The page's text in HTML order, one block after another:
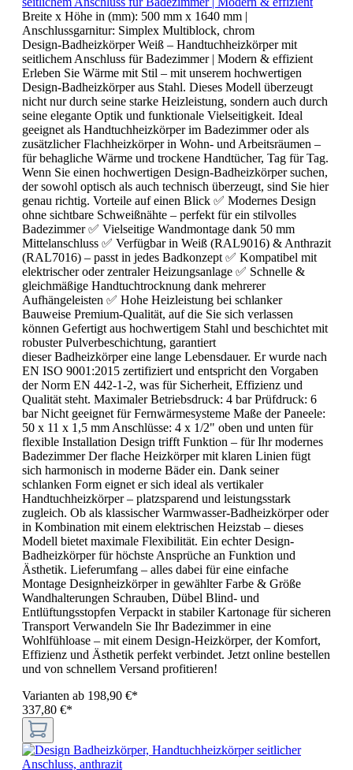
Breite x Höhe in (mm): 500 mm x 1640 mm |
Anschlussgarnitur: Simplex Multiblock, chrom
Design-Badheizkörper Weiß – Handtuchheizkörper mit
seitlichem Anschluss für Badezimmer | Modern & effizient
Erleben Sie Wärme mit Stil – mit unserem hochwertigen
Design-Badheizkörper aus Stahl. Dieses Modell überzeugt
nicht nur durch seine starke Heizleistung, sondern auch durch
seine elegante Optik und funktionale Vielseitigkeit. Ideal
geeignet als Handtuchheizkörper im Badezimmer oder als
zusätzlicher Flachheizkörper in Wohn- und Arbeitsräumen –
für behagliche Wärme und trockene Handtücher, Tag für Tag.
Wenn Sie einen hochwertigen Design-Badheizkörper suchen,
der sowohl optisch als auch technisch überzeugt, sind Sie hier
genau richtig. Vorteile auf einen Blick ✅ Modernes Design
ohne sichtbare Schweißnähte – perfekt für ein stilvolles
Badezimmer ✅ Vielseitige Wandmontage dank 50 mm
Mittelanschluss ✅ Verfügbar in Weiß (RAL9016) & Anthrazit
(RAL7016) – passt in jedes Badkonzept ✅ Kompatibel mit
elektrischer oder zentraler Heizungsanlage ✅ Schnelle &
gleichmäßige Handtuchtrocknung dank mehrerer
Aufhängeleisten ✅ Hohe Heizleistung bei schlanker
Bauweise Premium-Qualität, auf die Sie sich verlassen
können Gefertigt aus hochwertigem Stahl und beschichtet mit
robuster Pulverbeschichtung, garantiert
dieser Badheizkörper eine lange Lebensdauer. Er wurde nach
EN ISO 9001:2015 zertifiziert und entspricht den Vorgaben
der Norm EN 442-1-2, was für Sicherheit, Effizienz und
Qualität steht. Maximaler Betriebsdruck: 4 bar Prüfdruck: 6
bar Nicht geeignet für Fernwärmesysteme Maße der Paneele:
50 x 11 x 1,5 mm Anschlüsse: 4 x 1/2" oben und unten für
flexible Installation Design trifft Funktion – für Ihr modernes
Badezimmer Der flache Heizkörper mit klaren Linien fügt
sich harmonisch in moderne Bäder ein. Dank seiner
schlanken Form eignet er sich ideal als vertikaler
Handtuchheizkörper – platzsparend und leistungsstark
zugleich. Ob als klassischer Warmwasser-Badheizkörper oder
in Kombination mit einem elektrischen Heizstab – dieses
Modell bietet maximale Flexibilität. Ein echter Design-
Badheizkörper für höchste Ansprüche an Funktion und
Ästhetik. Lieferumfang – alles dabei für eine einfache
Montage Designheizkörper in gewählter Farbe & Größe
Wandhalterungen Schrauben, Dübel Blind- und
Entlüftungsstopfen Verpackt in stabiler Kartonage für sicheren
Transport Verwandeln Sie Ihr Badezimmer in eine
Wohlfühloase – mit einem Design-Heizkörper, der Komfort,
Effizienz und Ästhetik perfekt verbindet. Jetzt online bestellen
und von schnellem Versand profitieren!
Varianten ab 198,90 €*
337,80 €*